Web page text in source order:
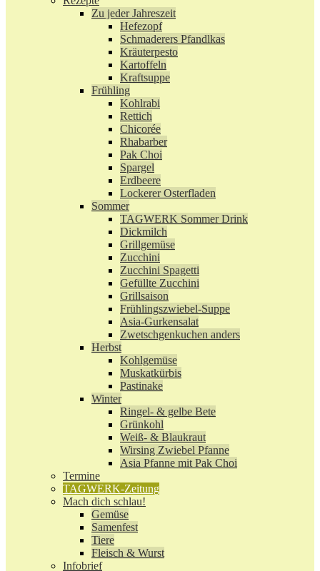
Zu jeder Jahreszeit
Hefezopf
Schmaderers Pfandlkas
Kräuterpesto
Kartoffeln
Kraftsuppe
Frühling
Kohlrabi
Rettich
Chicorée
Rhabarber
Pak Choi
Spargel
Erdbeere
Lockerer Osterfladen
Sommer
TAGWERK Sommer Drink
Dickmilch
Grillgemüse
Zucchini
Zucchini Spagetti
Gefüllte Zucchini
Grillsaison
Frühlingszwiebel-Suppe
Asia-Gurkensalat
Zwetschgenkuchen anders
Herbst
Kohlgemüse
Muskatkürbis
Pastinake
Winter
Ringel- & gelbe Bete
Grünkohl
Weiß- & Blaukraut
Wirsing Zwiebel Pfanne
Asia Pfanne mit Pak Choi
Termine
TAGWERK-Zeitung
Mach dich schlau!
Gemüse
Samenfest
Tiere
Fleisch & Wurst
Infobrief